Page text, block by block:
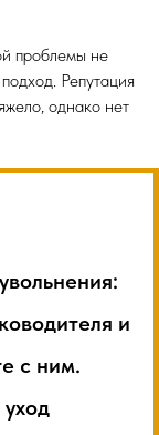
проблемы не
Репутация
однако нет
и
с ним.